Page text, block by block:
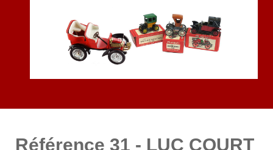
Référence 31 - LUC COURT